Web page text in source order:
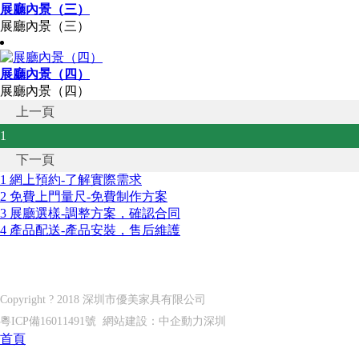
展廳內景（三）
展廳內景（三）
展廳內景（四）
展廳內景（四）
上一頁
1
下一頁
1 網上預約-了解實際需求
2 免費上門量尺-免費制作方案
3 展廳選樣-調整方案，確認合同
4 產品配送-產品安裝，售后維護
Copyright ? 2018 深圳市優美家具有限公司
粵ICP備16011491號 網站建設： 中企動力深圳
首頁